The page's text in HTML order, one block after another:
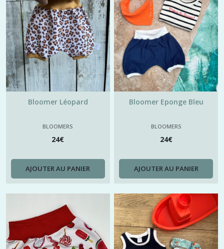
Bloomer Léopard
BLOOMERS
24€
AJOUTER AU PANIER
Bloomer Eponge Bleu
BLOOMERS
24€
AJOUTER AU PANIER